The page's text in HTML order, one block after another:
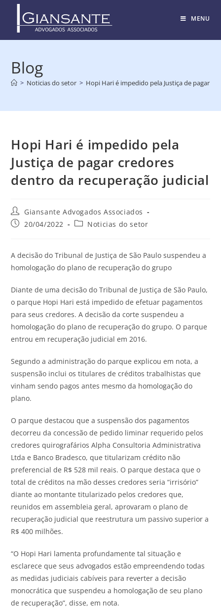
MENU
Blog
> Noticias do setor > Hopi Hari é impedido pela Justiça de pagar
Hopi Hari é impedido pela
Justiça de pagar credores
dentro da recuperação judicial
Giansante Advogados Associados
20/04/2022
Noticias do setor
A decisão do Tribunal de Justiça de São Paulo suspendeu a
homologação do plano de recuperação do grupo
Diante de uma decisão do Tribunal de Justiça de São Paulo,
o parque Hopi Hari está impedido de efetuar pagamentos
para seus credores. A decisão da corte suspendeu a
homologação do plano de recuperação do grupo. O parque
entrou em recuperação judicial em 2016.
Segundo a administração do parque explicou em nota, a
suspensão inclui os titulares de créditos trabalhistas que
vinham sendo pagos antes mesmo da homologação do
plano.
O parque destacou que a suspensão dos pagamentos
decorreu da concessão de pedido liminar requerido pelos
credores quirografários Alpha Consultoria Administrativa
Ltda e Banco Bradesco, que titularizam crédito não
preferencial de R$ 528 mil reais. O parque destaca que o
total de créditos na mão desses credores seria “irrisório”
diante ao montante titularizado pelos credores que,
reunidos em assembleia geral, aprovaram o plano de
recuperação judicial que reestrutura um passivo superior a
R$ 400 milhões.
“O Hopi Hari lamenta profundamente tal situação e
esclarece que seus advogados estão empreendendo todas
as medidas judiciais cabíveis para reverter a decisão
monocrática que suspendeu a homologação de seu plano
de recuperação”, disse, em nota.